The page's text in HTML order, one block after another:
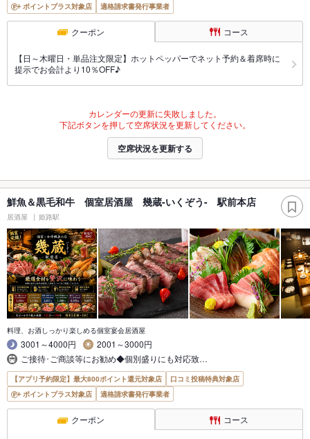
ポイントプラス対象店
適格請求書発行事業者
クーポン コース
【日～木曜日・単品注文限定】ホットペッパーでネット予約＆着席時に
提示でお会計より10％OFF♪
カレンダーの更新に失敗しました。
下記ボタンを押して空席状況を更新してください。
空席状況を更新する
鮮魚＆黒毛和牛 個室居酒屋 幾蔵-いくぞう- 駅前本店
居酒屋 姫路駅
料理、お酒しっかり楽しめる個室宴会居酒屋
3001～4000円
2001～3000円
ご接待･ご商談等にお勧め◆個別盛りにも対応致…
【アプリ予約限定】最大800ポイント還元対象店
口コミ投稿特典対象店
ポイントプラス対象店
適格請求書発行事業者
クーポン コース